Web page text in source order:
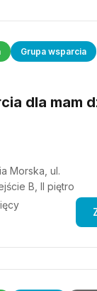
Grupa wsparcia
dla mam
Morska, ul.
B, II piętro